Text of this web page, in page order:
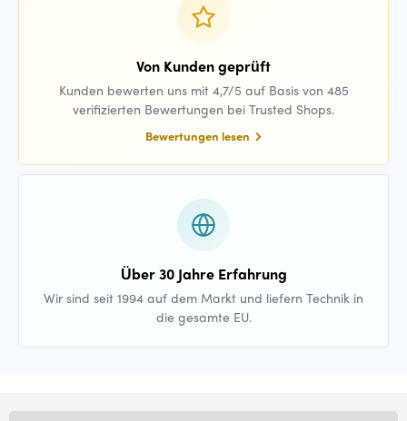
Von Kunden geprüft
Kunden bewerten uns mit 4,7/5 auf Basis von 485
verifizierten Bewertungen bei Trusted Shops.
Bewertungen lesen
Über 30 Jahre Erfahrung
Wir sind seit 1994 auf dem Markt und liefern Technik in
die gesamte EU.